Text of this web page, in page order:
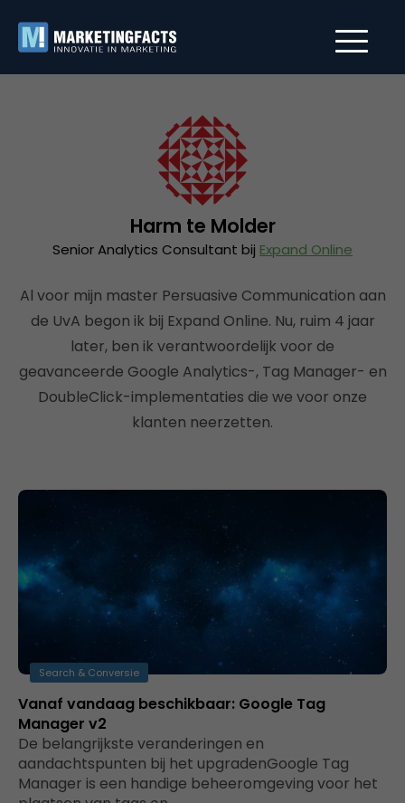
Harm te Molder
Senior Analytics Consultant bij Expand Online
Al voor mijn master Persuasive Communication aan
de UvA begon ik bij Expand Online. Nu, ruim 4 jaar
later, ben ik verantwoordelijk voor de
geavanceerde Google Analytics-, Tag Manager- en
DoubleClick-implementaties die we voor onze
klanten neerzetten.
Search & Conversie
Vanaf vandaag beschikbaar: Google Tag
Manager v2
De belangrijkste veranderingen en
aandachtspunten bij het upgradenGoogle Tag
Manager is een handige beheeromgeving voor het